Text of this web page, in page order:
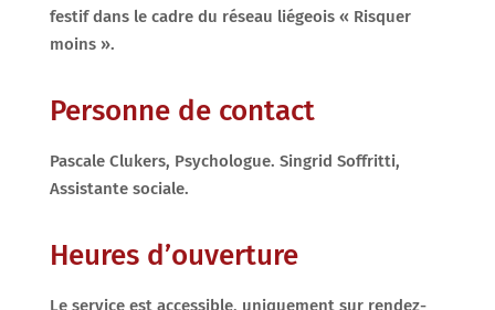
festif dans le cadre du réseau liégeois « Risquer
moins ».
Personne de contact
Pascale Clukers, Psychologue. Singrid Soffritti,
Assistante sociale.
Heures d’ouverture
Le service est accessible, uniquement sur rendez-